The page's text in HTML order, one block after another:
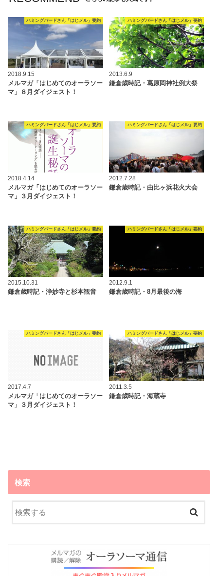
ハミングバードさん「はじメル」要約
2018.9.15
メルマガ「はじめてのオーラソー
マ」８月ダイジェスト！
ハミングバードさん「はじメル」要約
2013.6.9
鎌倉歳時記・葛原岡神社例大祭
ハミングバードさん「はじメル」要約
2018.4.14
メルマガ「はじめてのオーラソー
マ」３月ダイジェスト！
ハミングバードさん「はじメル」要約
2012.7.28
鎌倉歳時記・由比ヶ浜花火大会
ハミングバードさん「はじメル」要約
2015.10.31
鎌倉歳時記・浄妙寺と杉本観音
ハミングバードさん「はじメル」要約
2012.9.1
鎌倉歳時記・8月最後の海
ハミングバードさん「はじメル」要約
2017.4.7
メルマガ「はじめてのオーラソー
マ」３月ダイジェスト！
ハミングバードさん「はじメル」要約
2011.3.5
鎌倉歳時記・海蔵寺
検索